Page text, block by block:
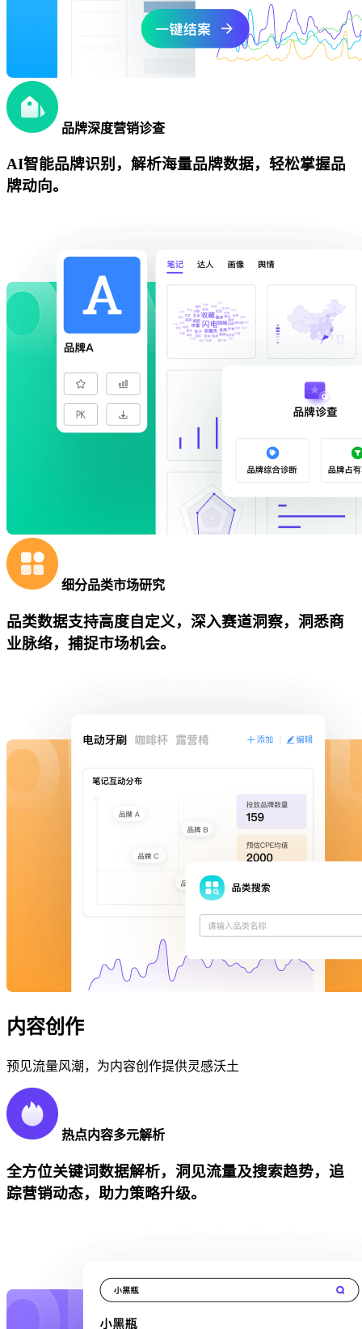
品牌深度营销诊查
AI智能品牌识别，解析海量品牌数据，轻松掌握品
牌动向。
细分品类市场研究
品类数据支持高度自定义，深入赛道洞察，洞悉商
业脉络，捕捉市场机会。
内容创作
预见流量风潮，为内容创作提供灵感沃土
热点内容多元解析
全方位关键词数据解析，洞见流量及搜索趋势，追
踪营销动态，助力策略升级。